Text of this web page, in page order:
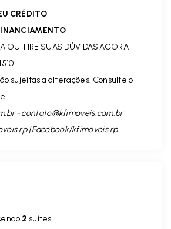
CRÉDITO
OU TIRE SUAS DÚVIDAS AGORA
sujeitas a alterações. Consulte o
-contato@kfimoveis.com.br
| Facebook/kfimoveis.rp
2 suítes